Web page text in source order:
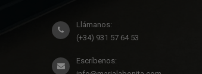
Llámanos:
(+34) 931 57 64 53
Escríbenos: